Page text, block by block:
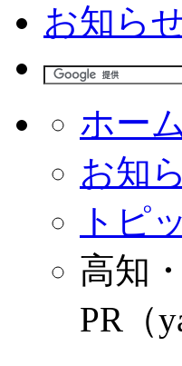
お知ら
ホーム
お知
トピ
高知
PR（